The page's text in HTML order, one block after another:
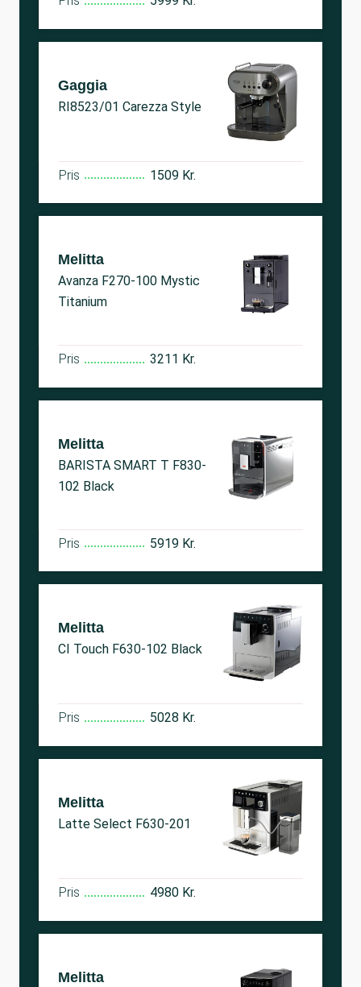
Gaggia
RI8523/01 Carezza Style
Pris 1509 Kr.
Melitta
Avanza F270-100 Mystic
Titanium
Pris 3211 Kr.
Melitta
BARISTA SMART T F830-
102 Black
Pris 5919 Kr.
Melitta
CI Touch F630-102 Black
Pris 5028 Kr.
Melitta
Latte Select F630-201
Pris 4980 Kr.
Melitta